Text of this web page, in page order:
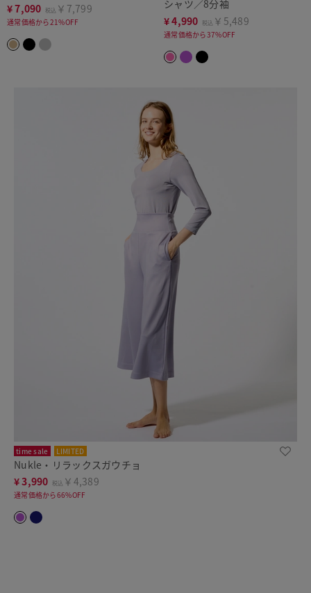
¥7,090 税込 ￥7,799
通常価格から21%OFF
シャツ／8分袖
¥4,990 税込 ￥5,489
通常価格から37%OFF
time sale LIMITED
Nukle・リラックスガウチョ
¥3,990 税込 ￥4,389
通常価格から66%OFF